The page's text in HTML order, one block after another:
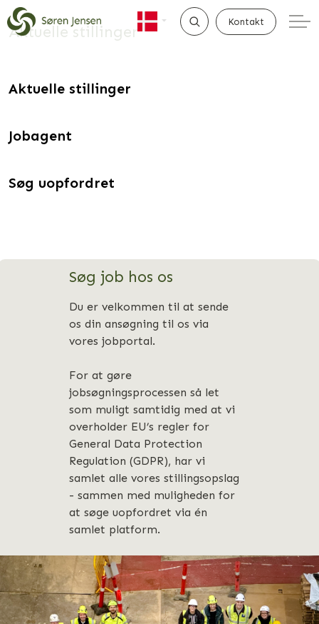
Kontakt
Aktuelle stillinger
Aktuelle stillinger
Jobagent
Søg uopfordret
Søg job hos os
Du er velkommen til at sende
os din ansøgning til os via
vores jobportal.
For at gøre
jobsøgningsprocessen så let
som muligt samtidig med at vi
overholder EU’s regler for
General Data Protection
Regulation (GDPR), har vi
samlet alle vores stillingsopslag
- sammen med muligheden for
at søge uopfordret via én
samlet platform.